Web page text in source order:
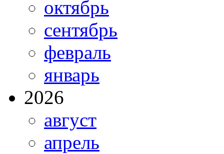
октябрь
сентябрь
февраль
январь
2026
август
апрель